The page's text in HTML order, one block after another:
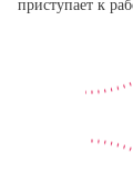
приступает к